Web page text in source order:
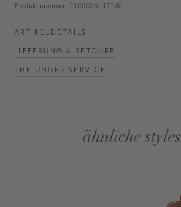
Produktnummer: 2100006117240
ARTIKELDETAILS
LIEFERUNG & RETOURE
THE UNGER SERVICE
ähnliche styles